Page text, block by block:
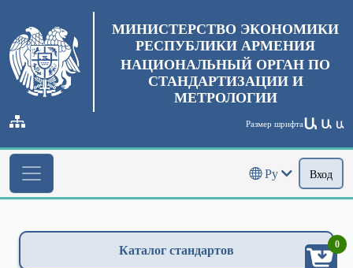
МИНИСТЕРСТВО ЭКОНОМИКИ
РЕСПУБЛИКИ АРМЕНИЯ
НАЦИОНАЛЬНЫЙ ОРГАН ПО
СТАНДАРТИЗАЦИИ И
МЕТРОЛОГИИ
Размер шрифтаԱ Ա Ա
Ру Вход
Каталог стандартов 0